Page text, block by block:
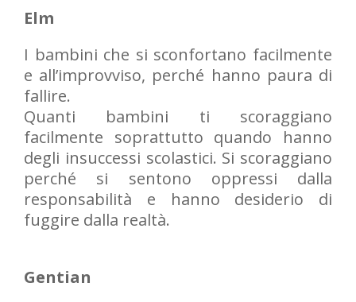
Elm
I bambini che si sconfortano facilmente
e all’improvviso, perché hanno paura di
fallire.
Quanti bambini ti scoraggiano
facilmente soprattutto quando hanno
degli insuccessi scolastici. Si scoraggiano
perché si sentono oppressi dalla
responsabilità e hanno desiderio di
fuggire dalla realtà.
Gentian